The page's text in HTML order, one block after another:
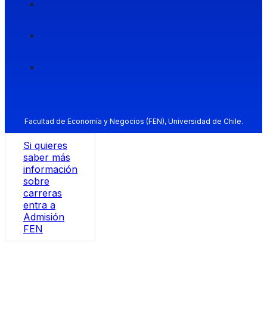
Facultad de Economía y Negocios (FEN), Universidad de Chile.
Si quieres
saber más
información
sobre
carreras
entra a
Admisión
FEN